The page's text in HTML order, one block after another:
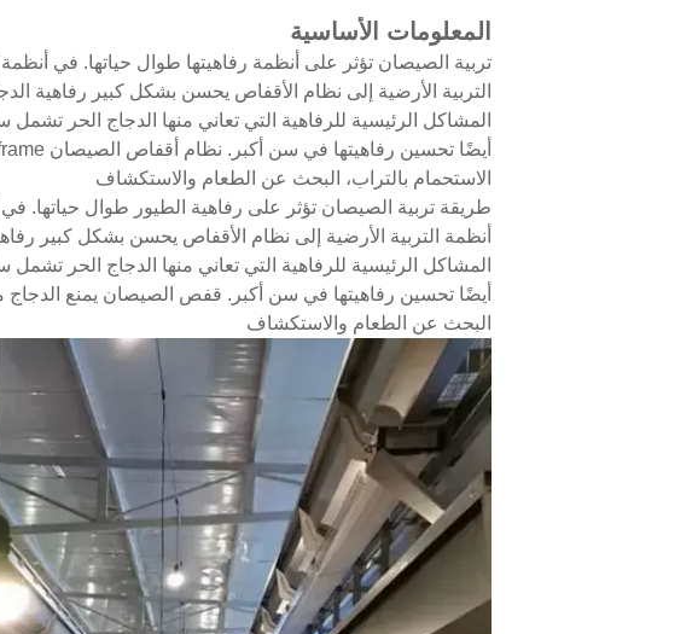
المعلومات الأساسية
تربية الصيصان تؤثر على أنظمة رفاهيتها طوال حياتها. في أنظمة
التربية الأرضية إلى نظام الأقفاص يحسن بشكل كبير رفاهية
المشاكل الرئيسية للرفاهية التي تعاني منها الدجاج الحر
الاستحمام بالتراب، البحث عن الطعام والاستكشاف
طريقة تربية الصيصان تؤثر على رفاهية الطيور طوال حياتها. في
أنظمة التربية الأرضية إلى نظام الأقفاص يحسن بشكل كبير
المشاكل الرئيسية للرفاهية التي تعاني منها الدجاج الحر
أيضًا تحسين رفاهيتها في سن أكبر. قفص الصيصان يمنع الدجاج
البحث عن الطعام والاستكشاف